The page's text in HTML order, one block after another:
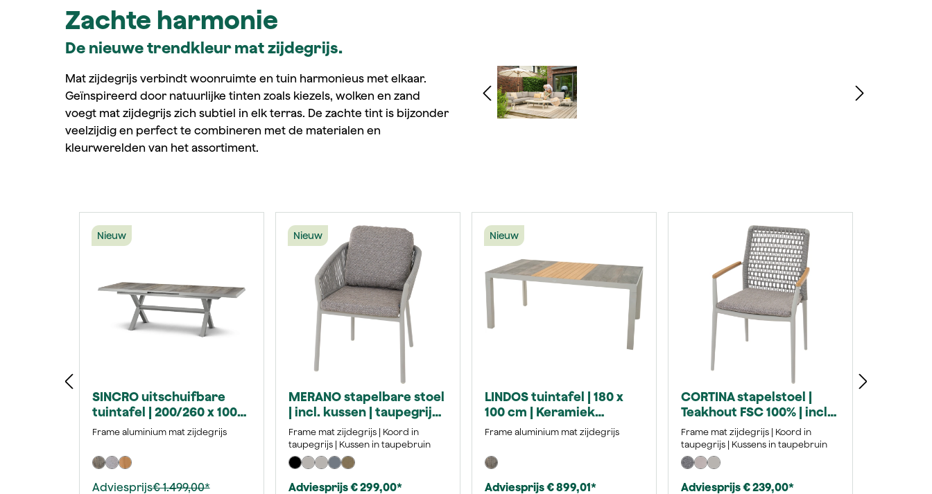
Zachte harmonie
De nieuwe trendkleur mat zijdegrijs.
Mat zijdegrijs verbindt woonruimte en tuin harmonieus met elkaar.
Geïnspireerd door natuurlijke tinten zoals kiezels, wolken en zand
voegt mat zijdegrijs zich subtiel in elk terras. De zachte tint is bijzonder
veelzijdig en perfect te combineren met de materialen en
kleurwerelden van het assortiment.
Afbeeldingengalerij overslaan
Nieuw
SINCRO uitschuifbare
tuintafel | 200/260 x 100
cm | Keramiek washed-
Frame aluminium mat zijdegrijs
Adviesprijs€ 1.499,00*
Nieuw
MERANO stapelbare stoel
| incl. kussen | taupegrijs /
zijdegrijs
Frame mat zijdegrijs | Koord in
taupegrijs | Kussen in taupebruin
Adviesprijs € 299,00*
Nieuw
LINDOS tuintafel | 180 x
100 cm | Keramiek
washed-grey met inleg
Frame aluminium mat zijdegrijs
Adviesprijs € 899,01*
CORTINA stapelstoel |
Teakhout FSC 100% | incl.
kussen | taupegrijs /
zijdegrijs
Frame mat zijdegrijs | Koord in
taupegrijs | Kussens in taupebruin
Adviesprijs € 239,00*